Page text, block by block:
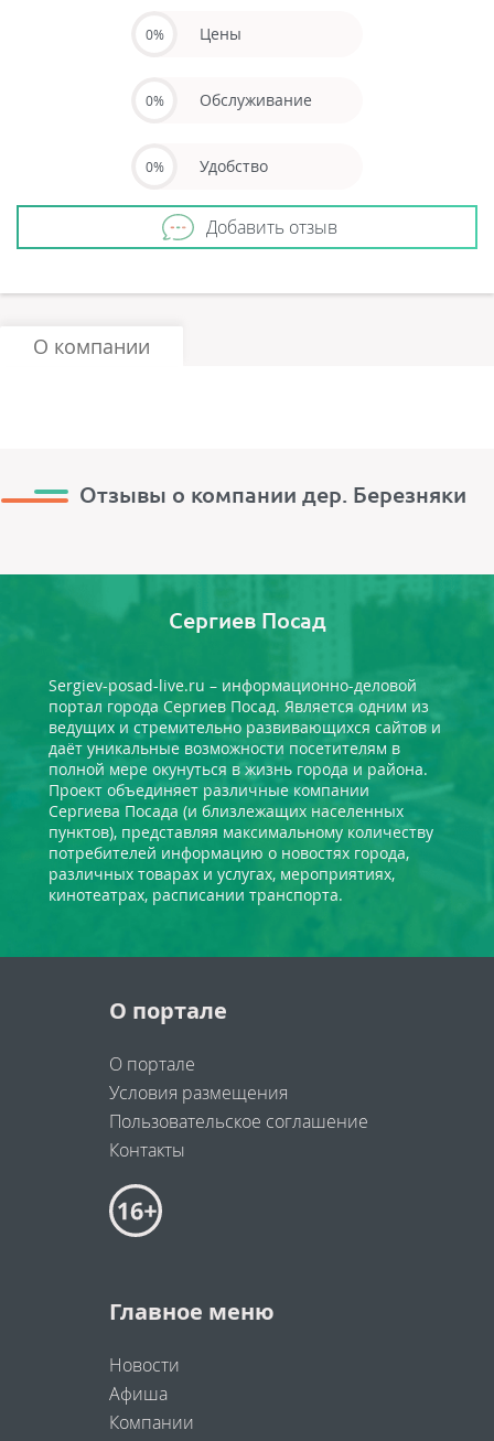
0% Цены
0% Обслуживание
0% Удобство
Добавить отзыв
О компании
Отзывы о компании дер. Березняки
Сергиев Посад
Sergiev-posad-live.ru – информационно-деловой
портал города Сергиев Посад. Является одним из
ведущих и стремительно развивающихся сайтов и
даёт уникальные возможности посетителям в
полной мере окунуться в жизнь города и района.
Проект объединяет различные компании
Сергиева Посада (и близлежащих населенных
пунктов), представляя максимальному количеству
потребителей информацию о новостях города,
различных товарах и услугах, мероприятиях,
кинотеатрах, расписании транспорта.
О портале
О портале
Условия размещения
Пользовательское соглашение
Контакты
Главное меню
Новости
Афиша
Компании